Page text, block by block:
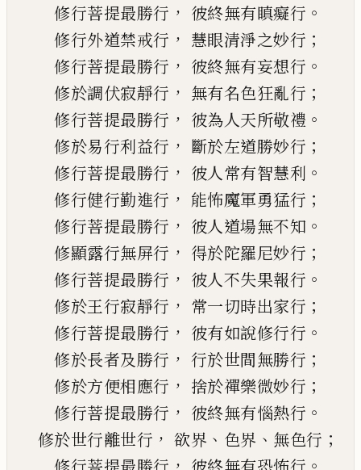
修行菩提最勝行 ， 彼終無有瞋癡行 。
修行外道禁戒行 ， 慧眼清淨之妙行 ；
修行菩提最勝行 ， 彼終無有妄想行 。
修於調伏寂靜行 ， 無有名色狂亂行 ；
修行菩提最勝行 ， 彼為人天所敬禮 。
修於易行利益行 ， 斷於左道勝妙行 ；
修行菩提最勝行 ， 彼人常有智慧利 。
修行健行勤進行 ， 能怖魔軍勇猛行 ；
修行菩提最勝行 ， 彼人道場無不知 。
修顯露行無屏行 ， 得於陀羅尼妙行 ；
修行菩提最勝行 ， 彼人不失果報行 。
修於王行寂靜行 ， 常一切時出家行 ；
修行菩提最勝行 ， 彼有如說修行行 。
修於長者及勝行 ， 行於世間無勝行 ；
修於方便相應行 ， 捨於禪樂微妙行 ；
修行菩提最勝行 ， 彼終無有惱熱行 。
修於世行離世行 ， 欲界 、 色界 、 無色行 ；